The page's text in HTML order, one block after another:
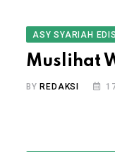
ASY SYARIAH
Muslihat
BYREDAKSI